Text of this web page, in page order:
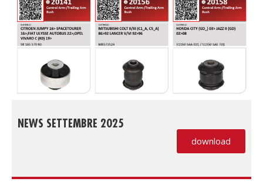
NEWS SETTEMBRE 2025
download
(PDF, si